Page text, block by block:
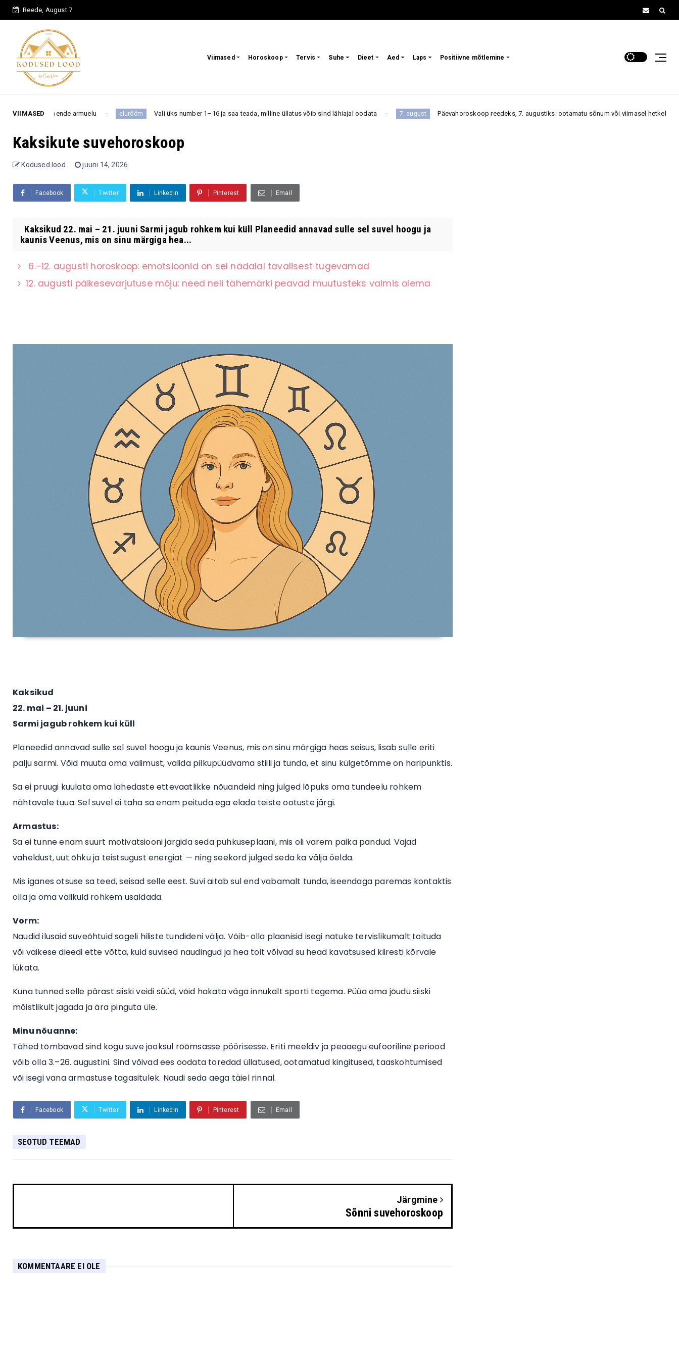
Reede, August 7
Viimased Horoskoop Tervis Suhe Dieet Aed Laps Positiivne mõtlemine
VIIMASED
armuelu elurõõm Vali üks number 1–16 ja saa teada, milline üllatus võib sind lähiajal oodata 7. august Päevahoroskoop reedeks, 7. augustiks: ootamatu sõnum või viimasel hetkel saabuv kutse võib
Kaksikute suvehoroskoop
Kodused lood juuni 14, 2026
Facebook Twitter Linkedin Pinterest Email
Kaksikud 22. mai – 21. juuni Sarmi jagub rohkem kui küll Planeedid annavad sulle sel suvel hoogu ja
kaunis Veenus, mis on sinu märgiga hea...
6.–12. augusti horoskoop: emotsioonid on sel nädalal tavalisest tugevamad
12. augusti päikesevarjutuse mõju: need neli tähemärki peavad muutusteks valmis olema
Kaksikud
22. mai – 21. juuni
Sarmi jagub rohkem kui küll
Planeedid annavad sulle sel suvel hoogu ja kaunis Veenus, mis on sinu märgiga heas seisus, lisab sulle eriti
palju sarmi. Võid muuta oma välimust, valida pilkupüüdvama stiili ja tunda, et sinu külgetõmme on haripunktis.
Sa ei pruugi kuulata oma lähedaste ettevaatlikke nõuandeid ning julged lõpuks oma tundeelu rohkem
nähtavale tuua. Sel suvel ei taha sa enam peituda ega elada teiste ootuste järgi.
Armastus:
Sa ei tunne enam suurt motivatsiooni järgida seda puhkuseplaani, mis oli varem paika pandud. Vajad
vaheldust, uut õhku ja teistsugust energiat — ning seekord julged seda ka välja öelda.
Mis iganes otsuse sa teed, seisad selle eest. Suvi aitab sul end vabamalt tunda, iseendaga paremas kontaktis
olla ja oma valikuid rohkem usaldada.
Vorm:
Naudid ilusaid suveõhtuid sageli hiliste tundideni välja. Võib-olla plaanisid isegi natuke tervislikumalt toituda
või väikese dieedi ette võtta, kuid suvised naudingud ja hea toit võivad su head kavatsused kiiresti kõrvale
lükata.
Kuna tunned selle pärast siiski veidi süüd, võid hakata väga innukalt sporti tegema. Püüa oma jõudu siiski
mõistlikult jagada ja ära pinguta üle.
Minu nõuanne:
Tähed tõmbavad sind kogu suve jooksul rõõmsasse pöörisesse. Eriti meeldiv ja peaaegu eufooriline periood
võib olla 3.–26. augustini. Sind võivad ees oodata toredad üllatused, ootamatud kingitused, taaskohtumised
või isegi vana armastuse tagasitulek. Naudi seda aega täiel rinnal.
Facebook Twitter Linkedin Pinterest Email
SEOTUD TEEMAD
Järgmine
Sõnni suvehoroskoop
KOMMENTAARE EI OLE